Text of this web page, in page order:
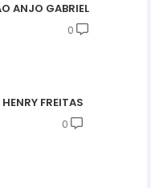
ANJO GABRIEL
0
FREITAS
0